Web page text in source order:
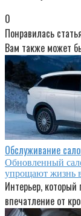
0
Понравилась
Вам также может
Обслуживание
Обновленный
упрощают жизнь
Интерьер,
впечатление от